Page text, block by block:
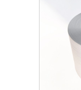
spolupracovat na
se, že se staneme